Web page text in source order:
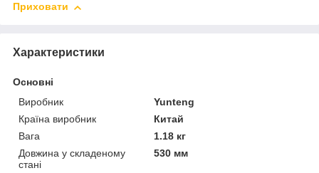
Приховати
Характеристики
Основні
Виробник
Yunteng
Країна виробник
Китай
Вага
1.18 кг
Довжина у складеному
стані
530 мм